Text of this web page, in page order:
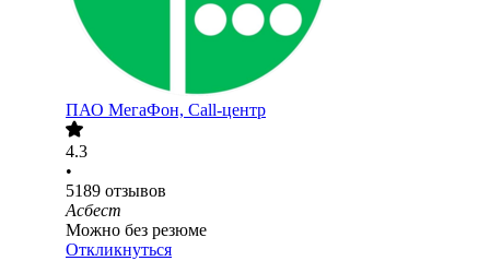
ПАО МегаФон, Call-центр
4.3
•
5189 отзывов
Асбест
Можно без резюме
Откликнуться